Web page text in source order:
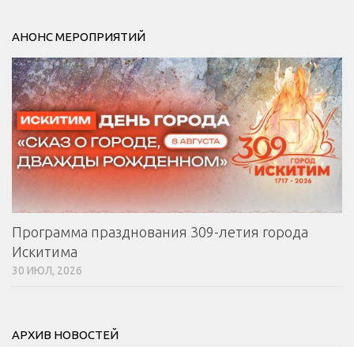
АНОНС МЕРОПРИЯТИЙ
Программа празднования 309-летия города
Искитима
30 ИЮЛ, 2026
АРХИВ НОВОСТЕЙ